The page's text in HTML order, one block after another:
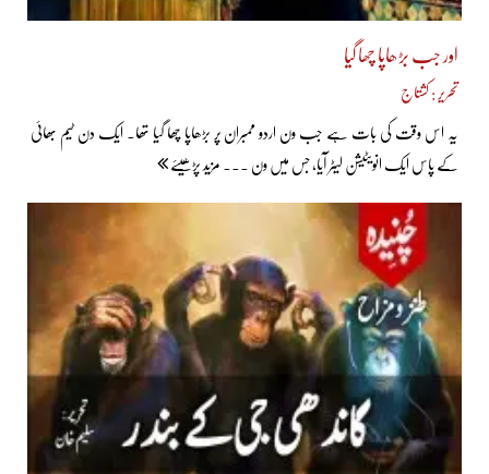
اور جب بڑھاپا چھا گیا
تحریر : کشتاج
یہ اس وقت کی بات ہے جب ون اردو ممبران پر بڑھاپا چھا گیا تھا۔ ایک دن ٹیم بھائی
کے پاس ایک انویٹیشن لیٹر آیا، جس میں ون ... مزید پڑھیئے